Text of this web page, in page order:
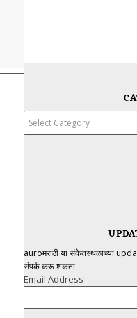
Categories
auroमराठी या संकेतस्थळाच्या
संपर्क करू शकता.
Email Address